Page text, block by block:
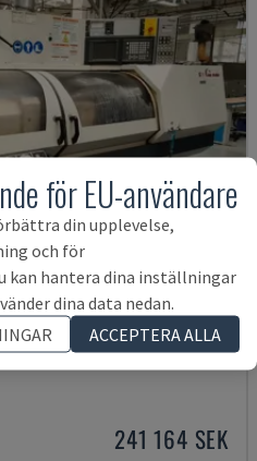
241 164 SEK
för EU-användare
din upplevelse,
och för
kan hantera dina inställningar
dina data nedan.
ACCEPTERA ALLA